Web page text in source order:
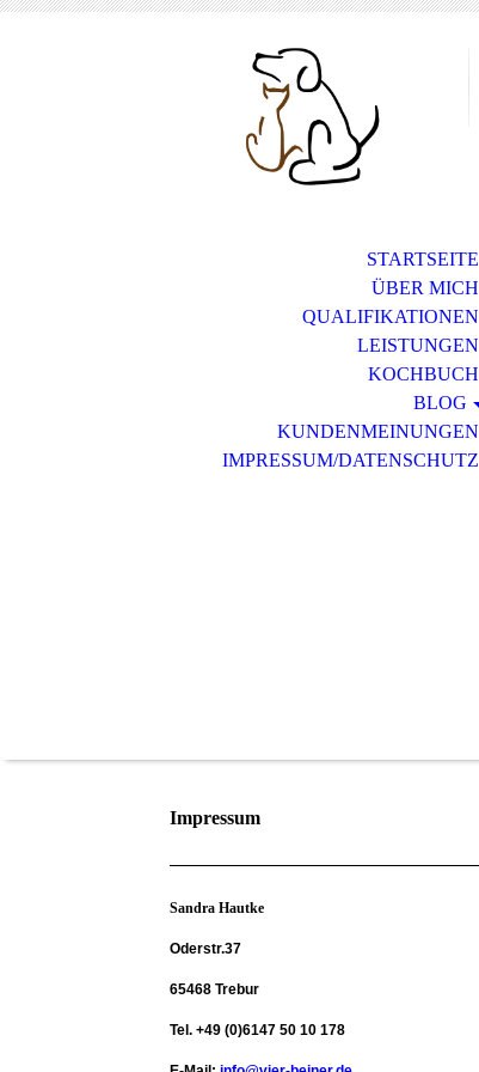
STARTSEITE
ÜBER MICH
QUALIFIKATIONEN
LEISTUNGEN
KOCHBUCH
BLOG
KUNDENMEINUNGEN
IMPRESSUM/DATENSCHUTZ
Impressum
Sandra Hautke
Oderstr.37
65468 Trebur
Tel. +49 (0)6147 50 10 178